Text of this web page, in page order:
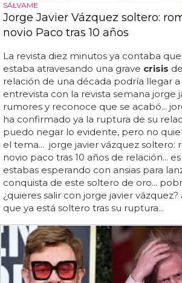
SÁLVAME
Jorge Javier Vázquez soltero:
novio Paco tras 10 años
La revista diez minutos ya contaba
estaba atravesando una grave crisis
relación de una década podría llegar a
entrevista con la revista semana jorge
rumores y reconoce que se acabó...
ha confirmado ya la ruptura de su
puedo negar lo evidente, pero no
el tema... jorge javier vázquez soltero:
novio paco tras 10 años de relación...
estabas esperando con ansias para
conquista de este soltero de oro...
¿quieres salir con jorge javier
que ya está soltero tras su ruptura...